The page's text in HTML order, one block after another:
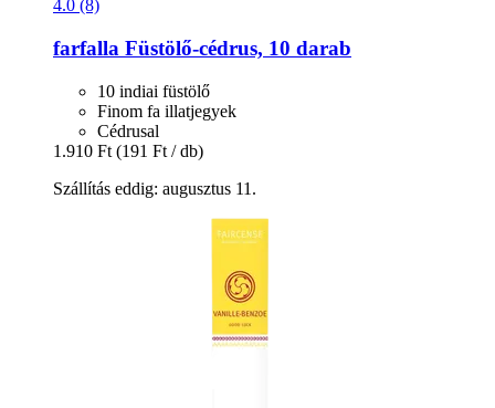
4.0 (8)
farfalla Füstölő-​cédrus, 10 darab
10 indiai füstölő
Finom fa illatjegyek
Cédrusal
1.910 Ft (191 Ft / db)
Szállítás eddig: augusztus 11.